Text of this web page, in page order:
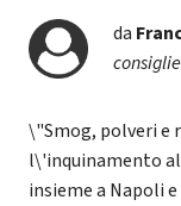
da
\"Smog, polveri e
l\'inquinamento
insieme a Napoli